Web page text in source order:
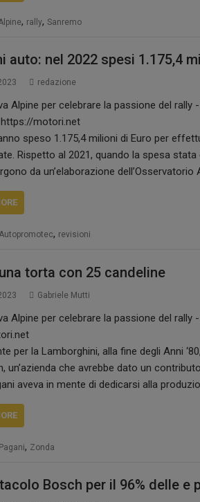
, rally, Sanremo
auto: nel 2022 spesi 1.175,4
redazione
speso 1.175,4 milioni di Euro per
Rispetto al 2021, quando la spesa stata
da un’elaborazione
Autopromotec, revisioni
torta con 25 candeline
Gabriele Mutti
per la Lamborghini, alla fine degli Anni
un’azienda che avrebbe dato un
aveva in mente di dedicarsi alla
Pagani, Zonda
Bosch per il 96% delle e